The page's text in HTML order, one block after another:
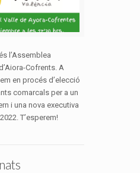
l’Assemblea
Cofrents. A
en procés d’elecció
comarcals per a un
i una nova executiva
T’esperem!